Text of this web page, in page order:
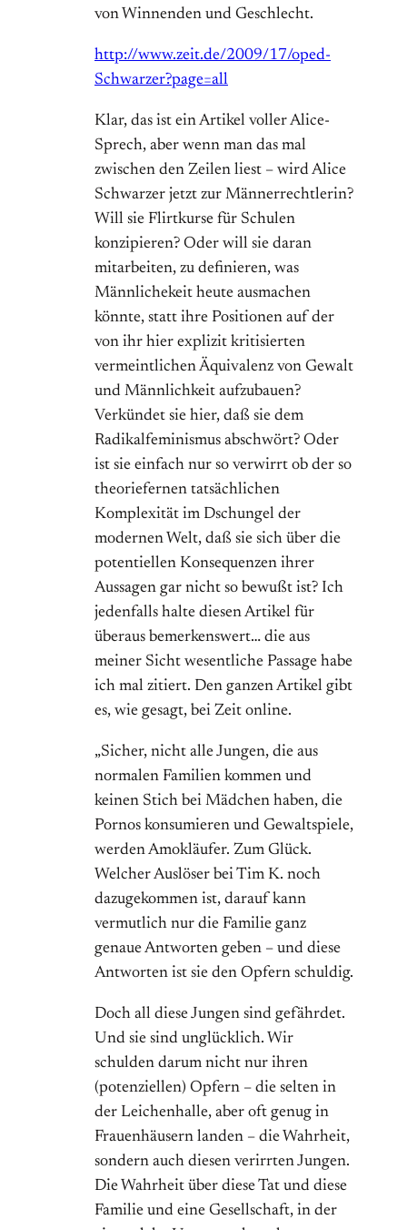
von Winnenden und Geschlecht.
http://www.zeit.de/2009/17/oped-
Schwarzer?page=all
Klar, das ist ein Artikel voller Alice-
Sprech, aber wenn man das mal
zwischen den Zeilen liest – wird Alice
Schwarzer jetzt zur Männerrechtlerin?
Will sie Flirtkurse für Schulen
konzipieren? Oder will sie daran
mitarbeiten, zu definieren, was
Männlichekeit heute ausmachen
könnte, statt ihre Positionen auf der
von ihr hier explizit kritisierten
vermeintlichen Äquivalenz von Gewalt
und Männlichkeit aufzubauen?
Verkündet sie hier, daß sie dem
Radikalfeminismus abschwört? Oder
ist sie einfach nur so verwirrt ob der so
theoriefernen tatsächlichen
Komplexität im Dschungel der
modernen Welt, daß sie sich über die
potentiellen Konsequenzen ihrer
Aussagen gar nicht so bewußt ist? Ich
jedenfalls halte diesen Artikel für
überaus bemerkenswert… die aus
meiner Sicht wesentliche Passage habe
ich mal zitiert. Den ganzen Artikel gibt
es, wie gesagt, bei Zeit online.
„Sicher, nicht alle Jungen, die aus
normalen Familien kommen und
keinen Stich bei Mädchen haben, die
Pornos konsumieren und Gewaltspiele,
werden Amokläufer. Zum Glück.
Welcher Auslöser bei Tim K. noch
dazugekommen ist, darauf kann
vermutlich nur die Familie ganz
genaue Antworten geben – und diese
Antworten ist sie den Opfern schuldig.
Doch all diese Jungen sind gefährdet.
Und sie sind unglücklich. Wir
schulden darum nicht nur ihren
(potenziellen) Opfern – die selten in
der Leichenhalle, aber oft genug in
Frauenhäusern landen – die Wahrheit,
sondern auch diesen verirrten Jungen.
Die Wahrheit über diese Tat und diese
Familie und eine Gesellschaft, in der